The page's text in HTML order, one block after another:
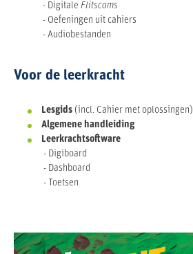
- Digitale Flitscoms
- Oefeningen uit cahiers
- Audiobestanden
Voor de leerkracht
Lesgids (incl. Cahier met oplossingen)
Algemene handleiding
Leerkrachtsoftware
- Digiboard
- Dashboard
- Toetsen